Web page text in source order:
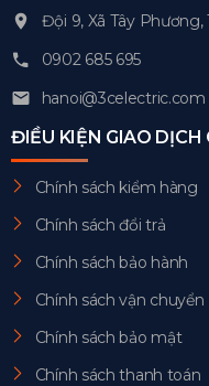
Đội 9, Xã Tây Phương,
0902 685 695
hanoi@3celectric.com
ĐIỀU KIỆN GIAO DỊCH
Chính sách kiểm hàng
Chính sách đổi trả
Chính sách bảo hành
Chính sách vận chuyển
Chính sách bảo mật
Chính sách thanh toán